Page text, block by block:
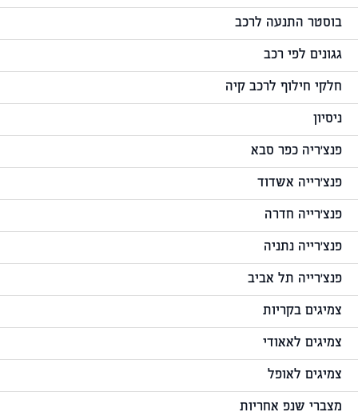
בוסטר התנעה לרכב
גגונים לפי רכב
חלקי חילוף לרכב קיה
ניסיון
פנצ'ריה כפר סבא
פנצ'רייה אשדוד
פנצ'רייה חדרה
פנצ'רייה נתניה
פנצ'רייה תל אביב
צמיגים בקריות
צמיגים לאאודי
צמיגים לאופל
מצברי שנפ אחריות